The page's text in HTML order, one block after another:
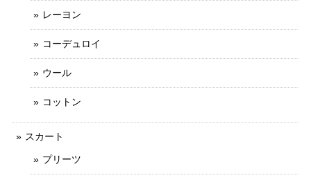
レーヨン
コーデュロイ
ウール
コットン
スカート
プリーツ